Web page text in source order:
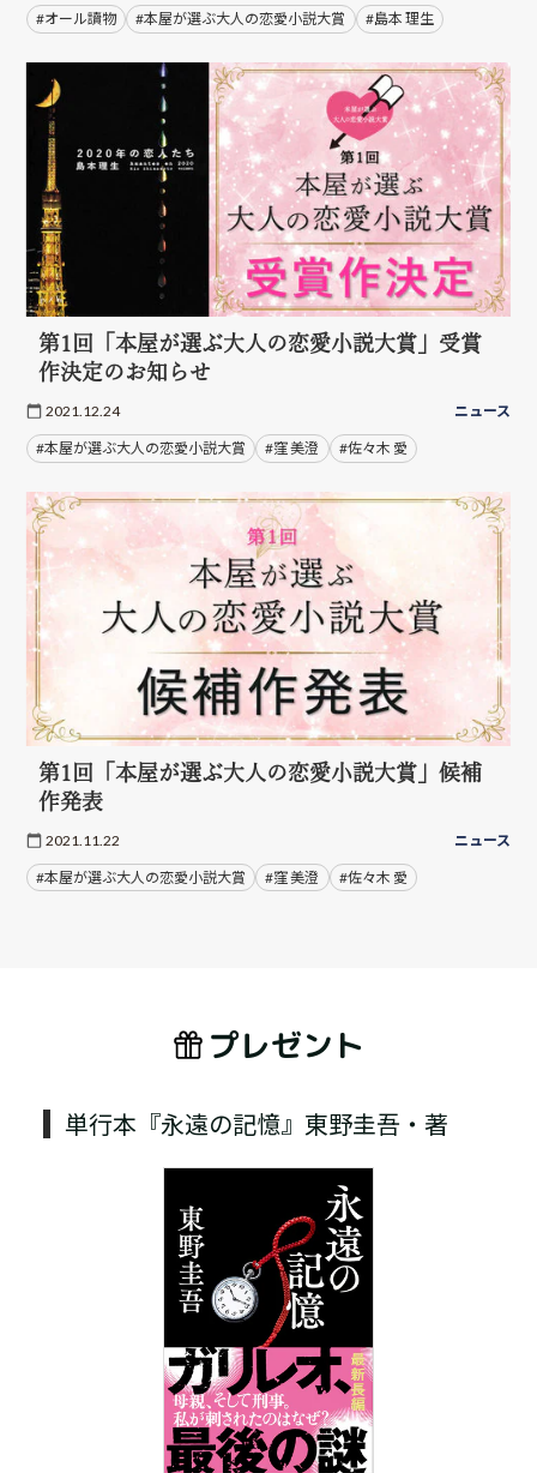
#オール讀物 #本屋が選ぶ大人の恋愛小説大賞 #島本 理生
第1回「本屋が選ぶ大人の恋愛小説大賞」受賞
作決定のお知らせ
2021.12.24 ニュース
#本屋が選ぶ大人の恋愛小説大賞 #窪 美澄 #佐々木 愛
第1回「本屋が選ぶ大人の恋愛小説大賞」候補
作発表
2021.11.22 ニュース
#本屋が選ぶ大人の恋愛小説大賞 #窪 美澄 #佐々木 愛
プレゼント
単行本『永遠の記憶』東野圭吾・著